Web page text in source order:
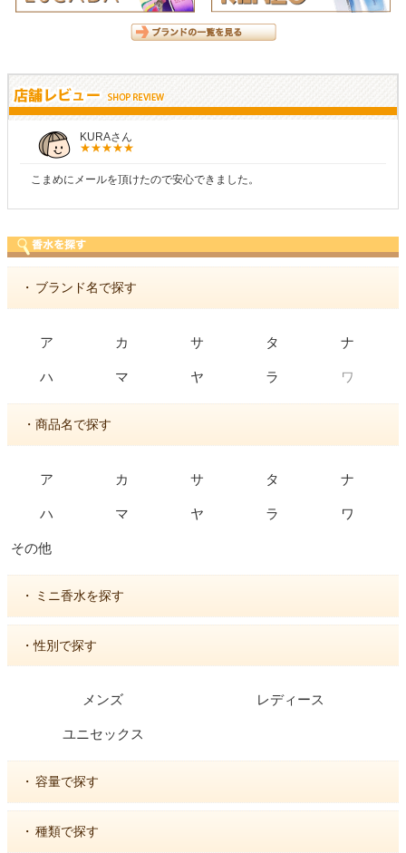
KURAさん
こまめにメールを頂けたので安心できました。
・ ブランド名で探す
ア カ サ タ ナ
ハ マ ヤ ラ ワ
・商品名で探す
ア カ サ タ ナ
ハ マ ヤ ラ ワ
その他
・ ミニ香水を探す
・性別で探す
メンズ レディース
ユニセックス
・ 容量で探す
・ 種類で探す